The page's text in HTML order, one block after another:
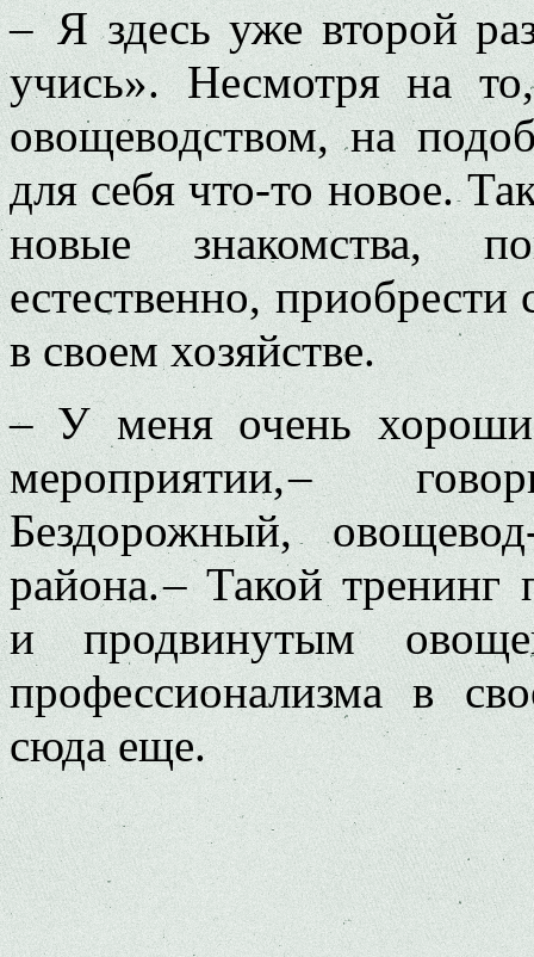
– Я здесь уже второй
учись». Несмотря на
овощеводством, на
для себя что-то новое.
новые знакомства,
естественно,
в своем хозяйстве.
– У меня очень
мероприятии, –
Бездорожный,
района. – Такой
и продвинутым
профессионализма в
сюда еще.